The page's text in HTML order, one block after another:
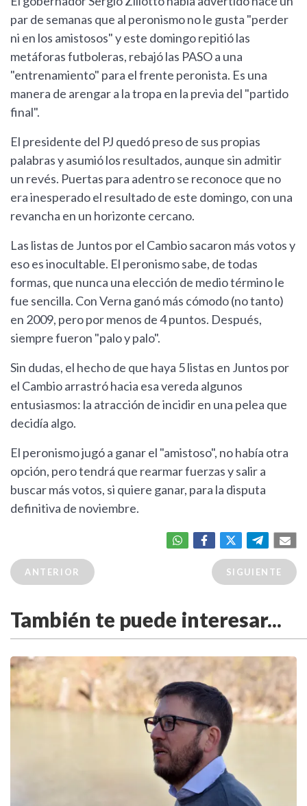
par de semanas que al peronismo no le gusta "perder
ni en los amistosos" y este domingo repitió las
metáforas futboleras, rebajó las PASO a una
"entrenamiento" para el frente peronista. Es una
manera de arengar a la tropa en la previa del "partido
final".
El presidente del PJ quedó preso de sus propias
palabras y asumió los resultados, aunque sin admitir
un revés. Puertas para adentro se reconoce que no
era inesperado el resultado de este domingo, con una
revancha en un horizonte cercano.
Las listas de Juntos por el Cambio sacaron más votos y
eso es inocultable. El peronismo sabe, de todas
formas, que nunca una elección de medio término le
fue sencilla. Con Verna ganó más cómodo (no tanto)
en 2009, pero por menos de 4 puntos. Después,
siempre fueron "palo y palo".
Sin dudas, el hecho de que haya 5 listas en Juntos por
el Cambio arrastró hacia esa vereda algunos
entusiasmos: la atracción de incidir en una pelea que
decidía algo.
El peronismo jugó a ganar el "amistoso", no había otra
opción, pero tendrá que rearmar fuerzas y salir a
buscar más votos, si quiere ganar, para la disputa
definitiva de noviembre.
ANTERIOR SIGUIENTE
También te puede interesar...